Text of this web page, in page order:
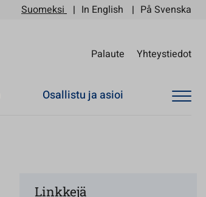
Suomeksi In English På Svenska
Palaute Yhteystiedot
Osallistu ja asioi
Linkkejä